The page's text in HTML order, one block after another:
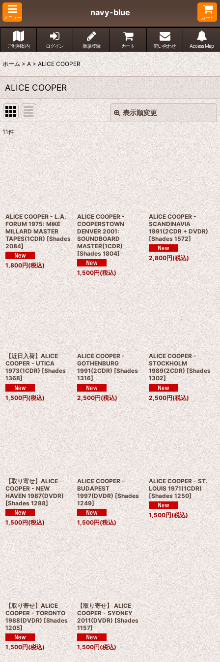
メニュー
navy-blue
カート
ご利用案内 ログイン 新規登録 カート 問い合わせ Access Map
ホーム > A > ALICE COOPER
ALICE COOPER
表示順変更
表示数:
並び順:
絞り込む
閉じる
11件
ALICE COOPER - L.A.
FORUM 1975: MIKE
MILLARD MASTER
TAPES(1CDR) [Shades
2084]
1,800円(税込)
ALICE COOPER -
COOPERSTOWN
DENVER 2001:
SOUNDBOARD
MASTER(1CDR)
[Shades 1804]
1,500円(税込)
ALICE COOPER -
SCANDINAVIA
1991(2CDR + DVDR)
[Shades 1572]
2,800円(税込)
【近日入荷】ALICE
COOPER - UTICA
1973(1CDR) [Shades
1368]
1,500円(税込)
ALICE COOPER -
GOTHENBURG
1991(2CDR) [Shades
1316]
2,500円(税込)
ALICE COOPER -
STOCKHOLM
1989(2CDR) [Shades
1302]
2,500円(税込)
【取り寄せ】ALICE
COOPER - NEW
HAVEN 1987(DVDR)
[Shades 1288]
1,500円(税込)
ALICE COOPER -
BUDAPEST
1997(DVDR) [Shades
1249]
1,500円(税込)
ALICE COOPER - ST.
LOUIS 1971(1CDR)
[Shades 1250]
1,500円(税込)
【取り寄せ】ALICE
COOPER - TORONTO
1988(DVDR) [Shades
1205]
1,500円(税込)
【取り寄せ】 ALICE
COOPER - SYDNEY
2011(DVDR) [Shades
1157]
1,500円(税込)